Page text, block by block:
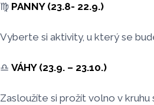
♍️ PANNY (23.8- 22.9.)
Vyberte si aktivity, u který se
♎️ VÁHY (23.9. – 23.10.)
Zasloužíte si prožít volno v kruhu